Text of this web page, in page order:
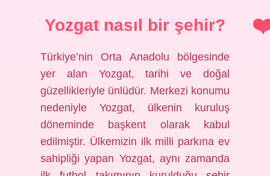
Yozgat nasıl bir şehir?
Türkiye’nin Orta Anadolu bölgesinde
yer alan Yozgat, tarihi ve doğal
güzellikleriyle ünlüdür. Merkezi konumu
nedeniyle Yozgat, ülkenin kuruluş
döneminde başkent olarak kabul
edilmiştir. Ülkemizin ilk milli parkına ev
sahipliği yapan Yozgat, aynı zamanda